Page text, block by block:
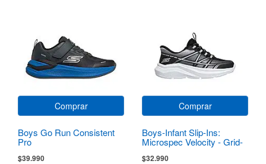
Comprar
Boys Go Run Consistent
Pro
$39.990
Comprar
Boys-Infant Slip-Ins:
Microspec Velocity - Grid-
$32.990